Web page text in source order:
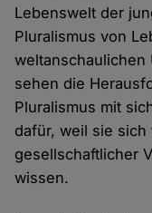
Lebenswelt der
Pluralismus von
weltanschaulichen
sehen die
Pluralismus mit
dafür, weil sie
gesellschaftlicher
wissen.